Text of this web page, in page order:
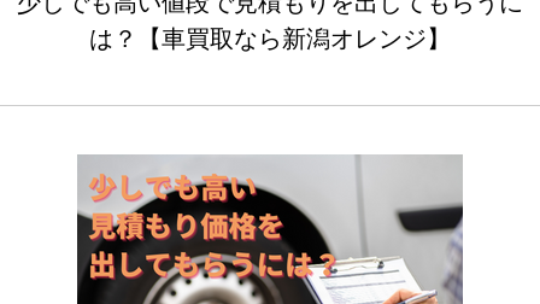
は？【車買取なら新潟オレンジ】